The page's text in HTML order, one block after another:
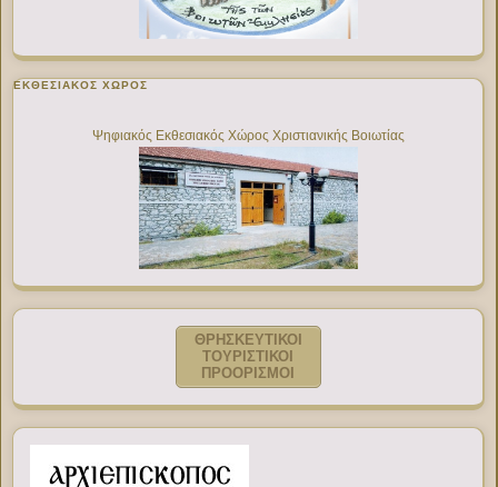
ΕΚΘΕΣΙΑΚΌΣ ΧΏΡΟΣ
Ψηφιακός Εκθεσιακός Χώρος Χριστιανικής Βοιωτίας
ΘΡΗΣΚΕΥΤΙΚΟΙ
ΤΟΥΡΙΣΤΙΚΟΙ
ΠΡΟΟΡΙΣΜΟΙ